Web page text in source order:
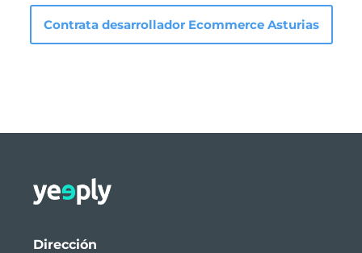
Contrata desarrollador Ecommerce Asturias
Dirección